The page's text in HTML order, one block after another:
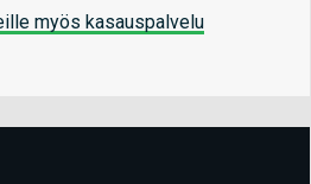
myös kasauspalvelu